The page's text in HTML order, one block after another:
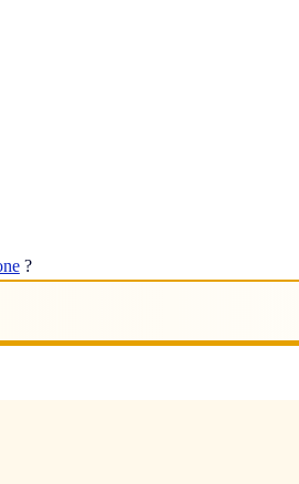
?